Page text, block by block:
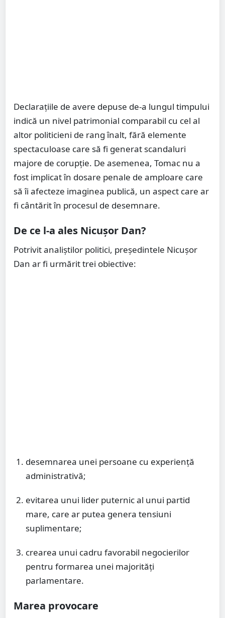
Declarațiile de avere depuse de-a lungul timpului
indică un nivel patrimonial comparabil cu cel al
altor politicieni de rang înalt, fără elemente
spectaculoase care să fi generat scandaluri
majore de corupție. De asemenea, Tomac nu a
fost implicat în dosare penale de amploare care
să îi afecteze imaginea publică, un aspect care ar
fi cântărit în procesul de desemnare.
De ce l-a ales Nicușor Dan?
Potrivit analiștilor politici, președintele Nicușor
Dan ar fi urmărit trei obiective:
desemnarea unei persoane cu experiență
administrativă;
evitarea unui lider puternic al unui partid
mare, care ar putea genera tensiuni
suplimentare;
crearea unui cadru favorabil negocierilor
pentru formarea unei majorități
parlamentare.
Marea provocare